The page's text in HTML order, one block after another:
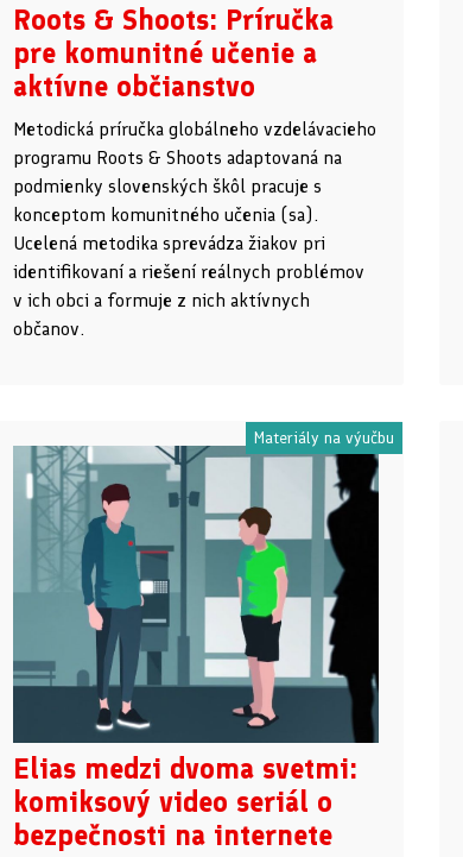
Roots & Shoots: Príručka
pre komunitné učenie a
aktívne občianstvo
Metodická príručka globálneho vzdelávacieho
programu Roots & Shoots adaptovaná na
podmienky slovenských škôl pracuje s
konceptom komunitného učenia (sa).
Ucelená metodika sprevádza žiakov pri
identifikovaní a riešení reálnych problémov
v ich obci a formuje z nich aktívnych
občanov.
Materiály na výučbu
Elias medzi dvoma svetmi:
komiksový video seriál o
bezpečnosti na internete